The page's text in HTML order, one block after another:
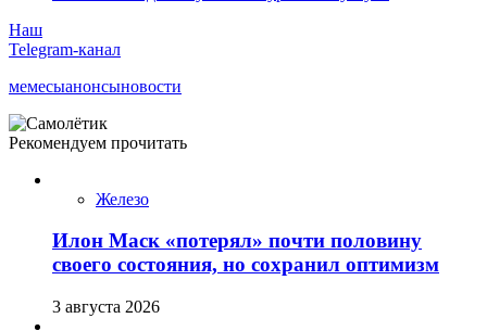
Наш
Telegram-канал
мемесыанонсыновости
Рекомендуем прочитать
Железо
Илон Маск «потерял» почти половину
своего состояния, но сохранил оптимизм
3 августа 2026